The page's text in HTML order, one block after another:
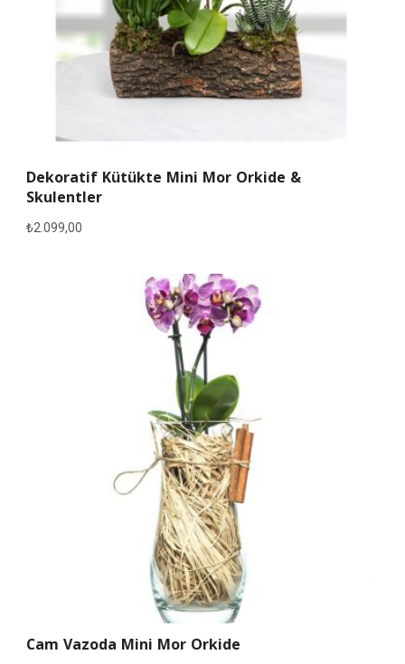
Dekoratif Kütükte Mini Mor Orkide &
Skulentler
₺2.099,00
Cam Vazoda Mini Mor Orkide